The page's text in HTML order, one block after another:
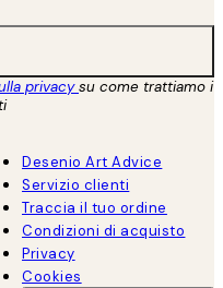
privacysu come trattiamo i
Desenio Art Advice
Servizio clienti
Traccia il tuo ordine
Condizioni di acquisto
Privacy
Cookies